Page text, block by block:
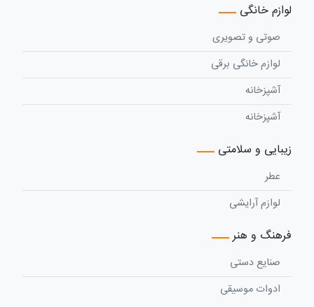
لوازم خانگی
صوتی و تصویری
لوازم خانگی برقی
آشپزخانه
آشپزخانه
زیبایی و سلامتی
عطر
لوازم آرایشی
فرهنگ و هنر
صنایع دستی
ادوات موسیقی